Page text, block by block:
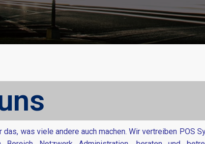
das, was viele andere auch machen. Wir vertreiben POS